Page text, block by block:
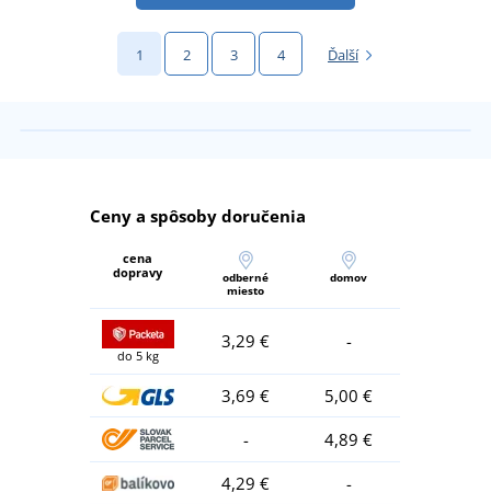
1 2 3 4 Ďalší
Ceny a spôsoby doručenia
cena
dopravy
odberné
miesto
domov
do 5 kg
3,29 € -
3,69 €
5,00 €
-
4,89 €
4,29 €
-